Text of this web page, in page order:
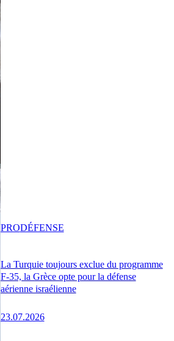
La Turquie toujours exclue du programme
F-35, la Grèce opte pour la défense
aérienne israélienne
23.07.2026
PRODÉFENSE